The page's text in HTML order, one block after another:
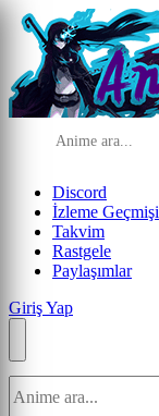
Discord
İzleme Geçmişi
Takvim
Rastgele
Paylaşımlar
Giriş Yap